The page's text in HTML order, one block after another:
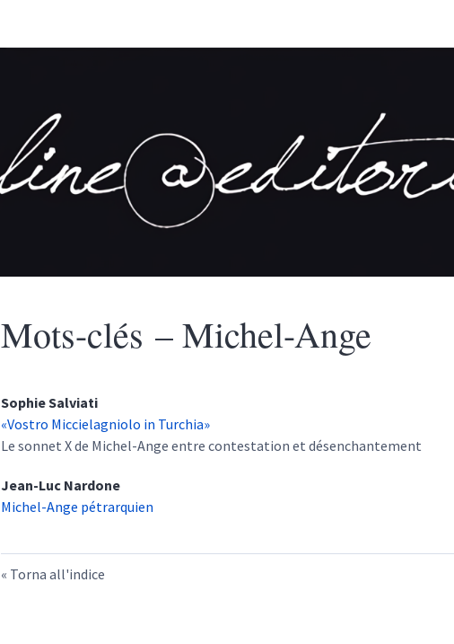
Mots-clés – Michel-Ange
SophieSalviati
«Vostro Miccielagniolo in Turchia»
Le sonnet X de Michel-Ange entre contestation et désenchantement
Jean-Luc Nardone
Michel-Ange pétrarquien
Torna all'indice